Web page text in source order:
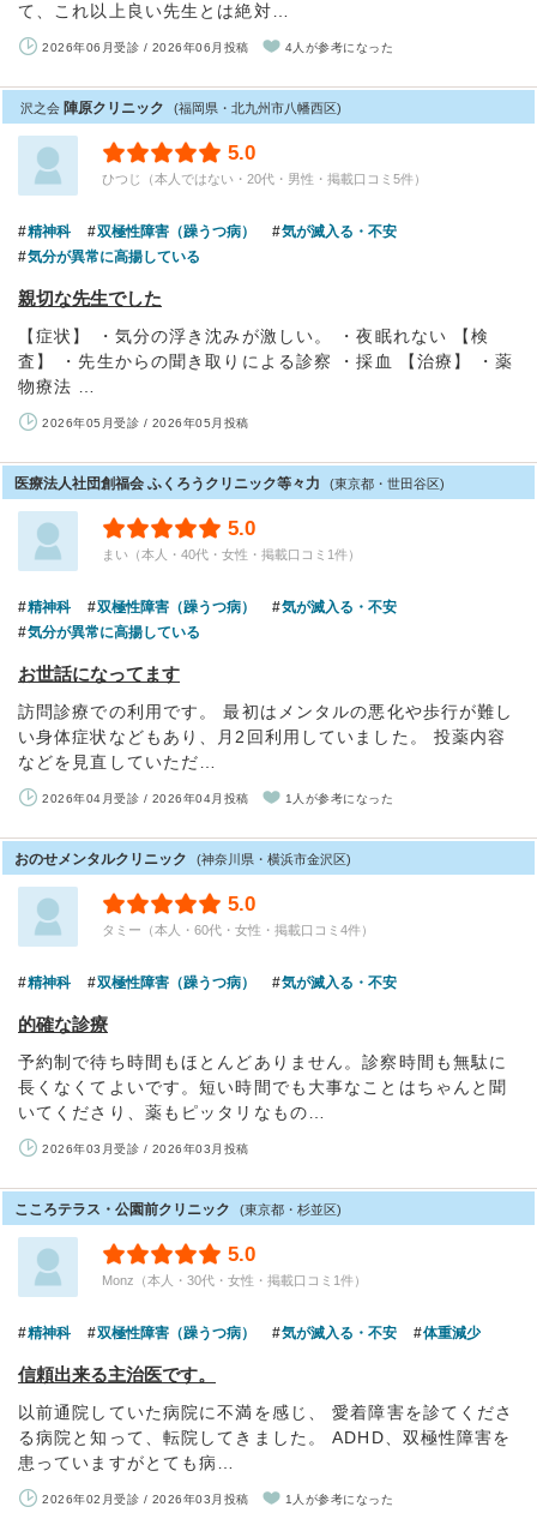
て、これ以上良い先生とは絶対…
2026年06月受診 / 2026年06月投稿 4人が参考になった
沢之会 陣原クリニック (福岡県・北九州市八幡西区)
5.0
ひつじ（本人ではない・20代・男性・掲載口コミ5件）
精神科 双極性障害（躁うつ病）
気が滅入る・不安
気分が異常に高揚している
親切な先生でした
【症状】 ・気分の浮き沈みが激しい。 ・夜眠れない 【検
査】 ・先生からの聞き取りによる診察 ・採血 【治療】 ・薬
物療法 …
2026年05月受診 / 2026年05月投稿
医療法人社団創福会 ふくろうクリニック等々力 (東京都・世田谷区)
5.0
まい（本人・40代・女性・掲載口コミ1件）
精神科 双極性障害（躁うつ病）
気が滅入る・不安
気分が異常に高揚している
お世話になってます
訪問診療での利用です。 最初はメンタルの悪化や歩行が難し
い身体症状などもあり、月2回利用していました。 投薬内容
などを見直していただ…
2026年04月受診 / 2026年04月投稿 1人が参考になった
おのせメンタルクリニック (神奈川県・横浜市金沢区)
5.0
タミー（本人・60代・女性・掲載口コミ4件）
精神科 双極性障害（躁うつ病） 気が滅入る・不安
的確な診療
予約制で待ち時間もほとんどありません。診察時間も無駄に
長くなくてよいです。短い時間でも大事なことはちゃんと聞
いてくださり、薬もピッタリなもの…
2026年03月受診 / 2026年03月投稿
こころテラス・公園前クリニック (東京都・杉並区)
5.0
Monz（本人・30代・女性・掲載口コミ1件）
精神科 双極性障害（躁うつ病） 気が滅入る・不安 体重減少
信頼出来る主治医です。
以前通院していた病院に不満を感じ、 愛着障害を診てくださ
る病院と知って、転院してきました。 ADHD、双極性障害を
患っていますがとても病…
2026年02月受診 / 2026年03月投稿 1人が参考になった